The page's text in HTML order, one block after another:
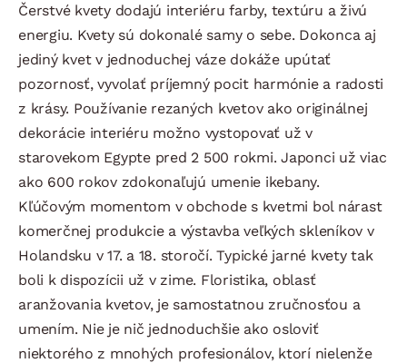
Čerstvé kvety dodajú interiéru farby, textúru a živú
energiu. Kvety sú dokonalé samy o sebe. Dokonca aj
jediný kvet v jednoduchej váze dokáže upútať
pozornosť, vyvolať príjemný pocit harmónie a radosti
z krásy. Používanie rezaných kvetov ako originálnej
dekorácie interiéru možno vystopovať už v
starovekom Egypte pred 2 500 rokmi. Japonci už viac
ako 600 rokov zdokonaľujú umenie ikebany.
Kľúčovým momentom v obchode s kvetmi bol nárast
komerčnej produkcie a výstavba veľkých skleníkov v
Holandsku v 17. a 18. storočí. Typické jarné kvety tak
boli k dispozícii už v zime. Floristika, oblasť
aranžovania kvetov, je samostatnou zručnosťou a
umením. Nie je nič jednoduchšie ako osloviť
niektorého z mnohých profesionálov, ktorí nielenže